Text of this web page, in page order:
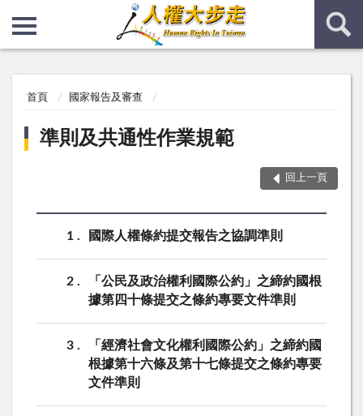
首頁 國家報告及審查
準則及共通性作業規範
回上一頁
1 國際人權條約提交報告之協調準則
2
「公民及政治權利國際公約」之締約國根
據第四十條提交之條約專要文件準則
3
「經濟社會文化權利國際公約」之締約國
根據第十六條及第十七條提交之條約專要
文件準則